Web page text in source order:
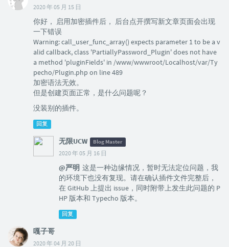
2020 年 05 月 15 日
你好， 启用加密插件后， 后台点开撰写新文章页面会出现
一下错误
Warning: call_user_func_array() expects parameter 1 to be a v
alid callback, class 'PartiallyPassword_Plugin' does not have
a method 'pluginFields' in /www/wwwroot/Localhost/var/Ty
pecho/Plugin.php on line 489
加密语法无效。
但是创建页面正常，是什么问题呢？
没装别的插件。
回复
无限UCW Blog Master
2020 年 05 月 16 日
@严明 这是一种边缘情况，暂时无法定位问题，我
的环境下也没有复现。请在确认插件文件完整后，
在 GitHub 上提出 issue，同时附带上发生此问题的 P
HP 版本和 Typecho 版本。
回复
嘎子哥
2020 年 04 月 20 日